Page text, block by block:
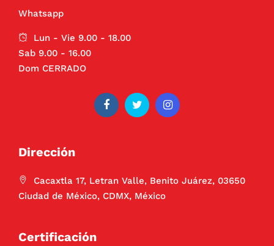
Whatsapp
Lun - Vie 9.00 - 18.00
Sab 9.00 - 16.00
Dom CERRADO
Dirección
Cacaxtla 17, Letran Valle, Benito Juárez, 03650
Ciudad de México, CDMX, México
Certificación